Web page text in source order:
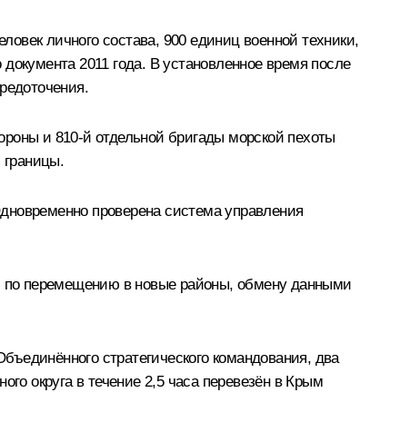
личного состава, 900 единиц военной техники,
2011 года. В установленное время после
и 810‑й отдельной бригады морской пехоты
границы.
проверена система управления
по перемещению в новые районы, обмену данными
стратегического командования, два
округа в течение 2,5 часа перевезён в Крым